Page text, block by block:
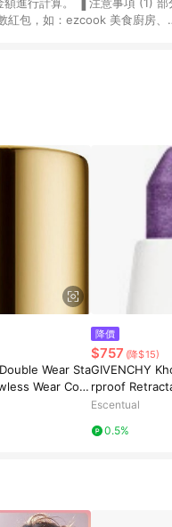
紅包，如：ezcook 美食廚房、
頁標示為準。 (6) 導購訂
情以樂天市場網站公告為準。
Wear Sta
Wear Con
Ultra Deep
降價
$757 (降$15)
GIVENCHY
rproof
3g 06 - Lilac
Escentual
0.5%